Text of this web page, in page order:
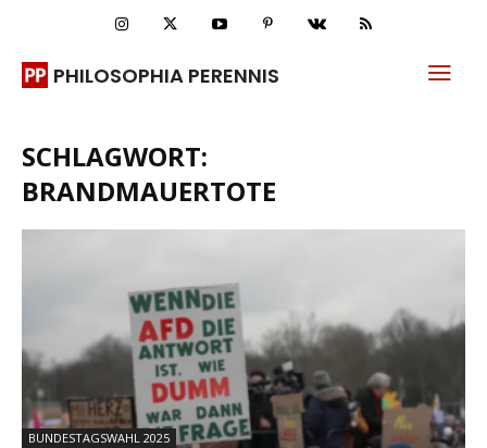
PHILOSOPHIA PERENNIS
SCHLAGWORT:
BRANDMAUERTOTE
BUNDESTAGSWAHL 2025